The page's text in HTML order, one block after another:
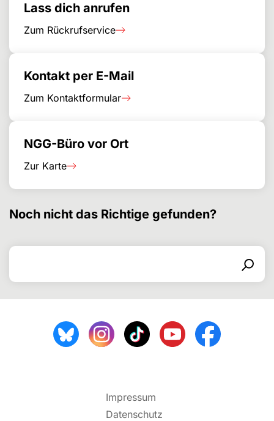
Lass dich anrufen
Zum Rückrufservice
Kontakt per E-Mail
Zum Kontaktformular
NGG-Büro vor Ort
Zur Karte
Noch nicht das Richtige gefunden?
Search for
Search
Impressum
Datenschutz